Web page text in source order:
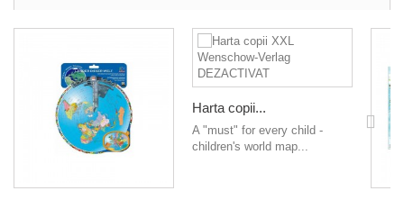
Harta copii...
A "must" for every child -
children's world map...